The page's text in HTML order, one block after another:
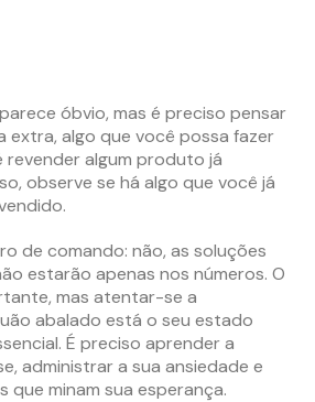
óbvio, mas é preciso pensar
extra, algo que você possa fazer
algum produto já
observe se há algo que você já
de comando: não, as soluções
estarão apenas nos números. O
mas atentar-se a
abalado está o seu estado
É preciso aprender a
administrar a sua ansiedade e
que minam sua esperança.